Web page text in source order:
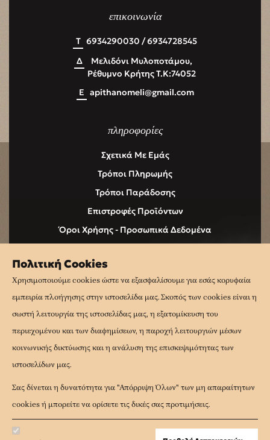
επικοινωνία
Τ 6934290030 / 6934728545
Δ
Μελιδόνι Μυλοποτάμου,
Ρέθυμνο Κρήτης Τ.Κ:74052
Ε apithanomeli@gmail.com
πληροφορίες
Σχετικά Με Εμάς
Τρόποι Πληρωμής
Τρόποι Παράδοσης
Επιστροφές Προϊόντων
Όροι Χρήσης - Προσωπικά Δεδομένα
ακολουθήστε μας
Copyright 2021. All rights reserved
Design byipsumdesign. Development by Aris Pitaridis
Πολιτική Cookies
Χρησιμοποιούμε cookies ώστε να εξασφαλίσουμε για εσάς κορυφαία
εμπειρία πλοήγησης στην ιστοσελίδα μας. Σκοπός των cookies είναι η
σωστή λειτουργία της ιστοσελίδας μας, η εξατομίκευση του
περιεχομένου και των διαφημίσεων, η παροχή λειτουργιών μέσων
κοινωνικής δικτύωσης και η ανάλυση της επισκεψιμότητας των
ιστοσελίδων μας.
Σας δίνεται η δυνατότητα για "Απόρριψη Όλων" των μη απαραίτητων
cookies ή μπορείτε να ορίσετε τις δικές σας προτιμήσεις.